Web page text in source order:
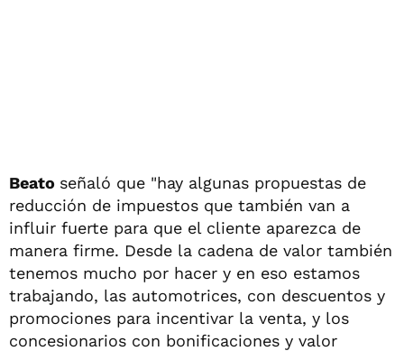
Beato señaló que "hay algunas propuestas de
reducción de impuestos que también van a
influir fuerte para que el cliente aparezca de
manera firme. Desde la cadena de valor también
tenemos mucho por hacer y en eso estamos
trabajando, las automotrices, con descuentos y
promociones para incentivar la venta, y los
concesionarios con bonificaciones y valor